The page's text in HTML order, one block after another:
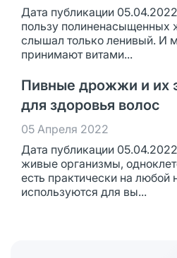
Дата публикации
пользу полиненасыщенных
слышал только ленивый. И
принимают витами...
Пивные дрожжи и их
для здоровья волос
05 Апреля 2022
Дата публикации
живые организмы,
есть практически на любой
используются для вы...